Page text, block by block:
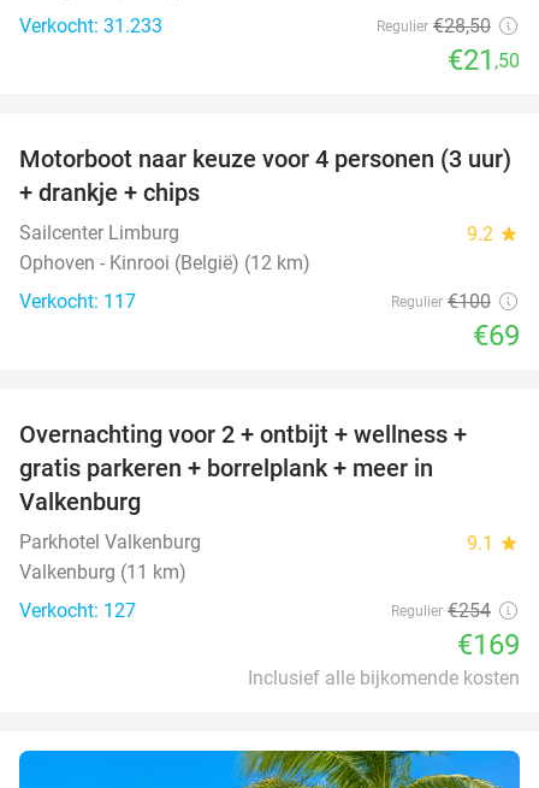
Verkocht: 31.233
Regulier €28,50
€21 ,50
31%
Motorboot naar keuze voor 4 personen (3 uur)
+ drankje + chips
Sailcenter Limburg 9.2 star
Ophoven - Kinrooi (België) (12 km)
Verkocht: 117
Regulier €100
€69
33%
Overnachting voor 2 + ontbijt + wellness +
gratis parkeren + borrelplank + meer in
Valkenburg
Parkhotel Valkenburg 9.1 star
Valkenburg (11 km)
Verkocht: 127
Regulier €254
€169
Inclusief alle bijkomende kosten